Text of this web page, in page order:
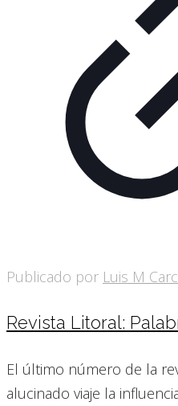
Publicado por Luis M
Revista Litoral:
El último número de la
alucinado viaje la